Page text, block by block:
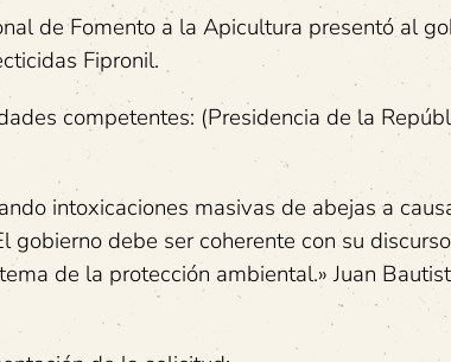
de Fomento a la Apicultura presentó al
Fipronil.
competentes: (Presidencia de la
intoxicaciones masivas de abejas a
gobierno debe ser coherente con su
de la protección ambiental.» Juan